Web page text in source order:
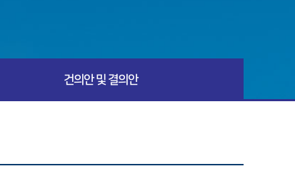
건의안 및 결의안